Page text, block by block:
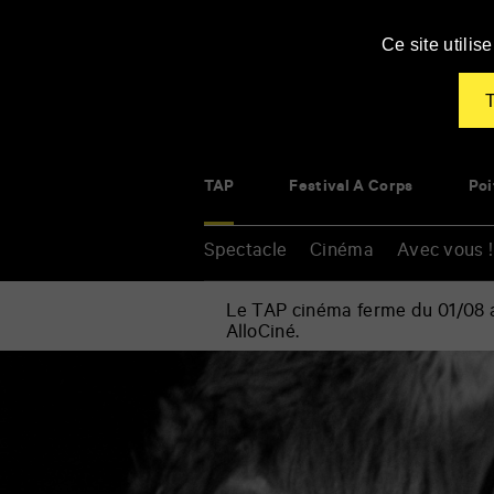
TAP Festival À Corps
Spectacle Cinéma Avec vous !
Le TAP cinéma ferme du 01/
AlloCiné.
Ce site